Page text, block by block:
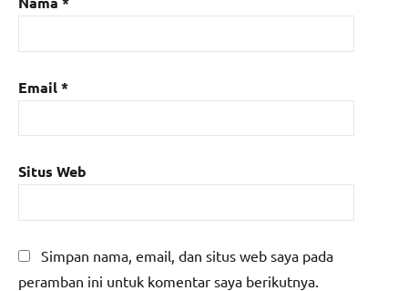
Email*
Situs Web
Simpan nama, email, dan situs web saya pada
peramban ini untuk komentar saya berikutnya.